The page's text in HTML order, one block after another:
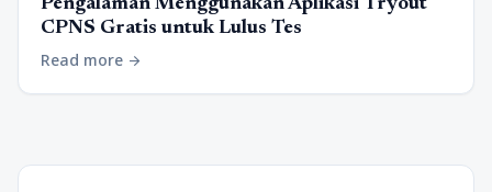
CPNS Gratis untuk Lulus Tes
Read more arrow_forward